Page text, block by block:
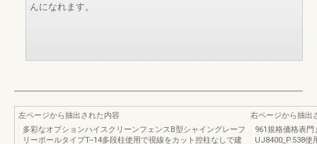
んになれます。
左ページから抽出された内容
多彩なオプションハイスクリーンフェンスB型シャイングレーフ
リーポールタイプT--14多段柱使用で視線をカット控柱なしで建
右ページから抽出
961規格価格表
UJ8400_P.538使